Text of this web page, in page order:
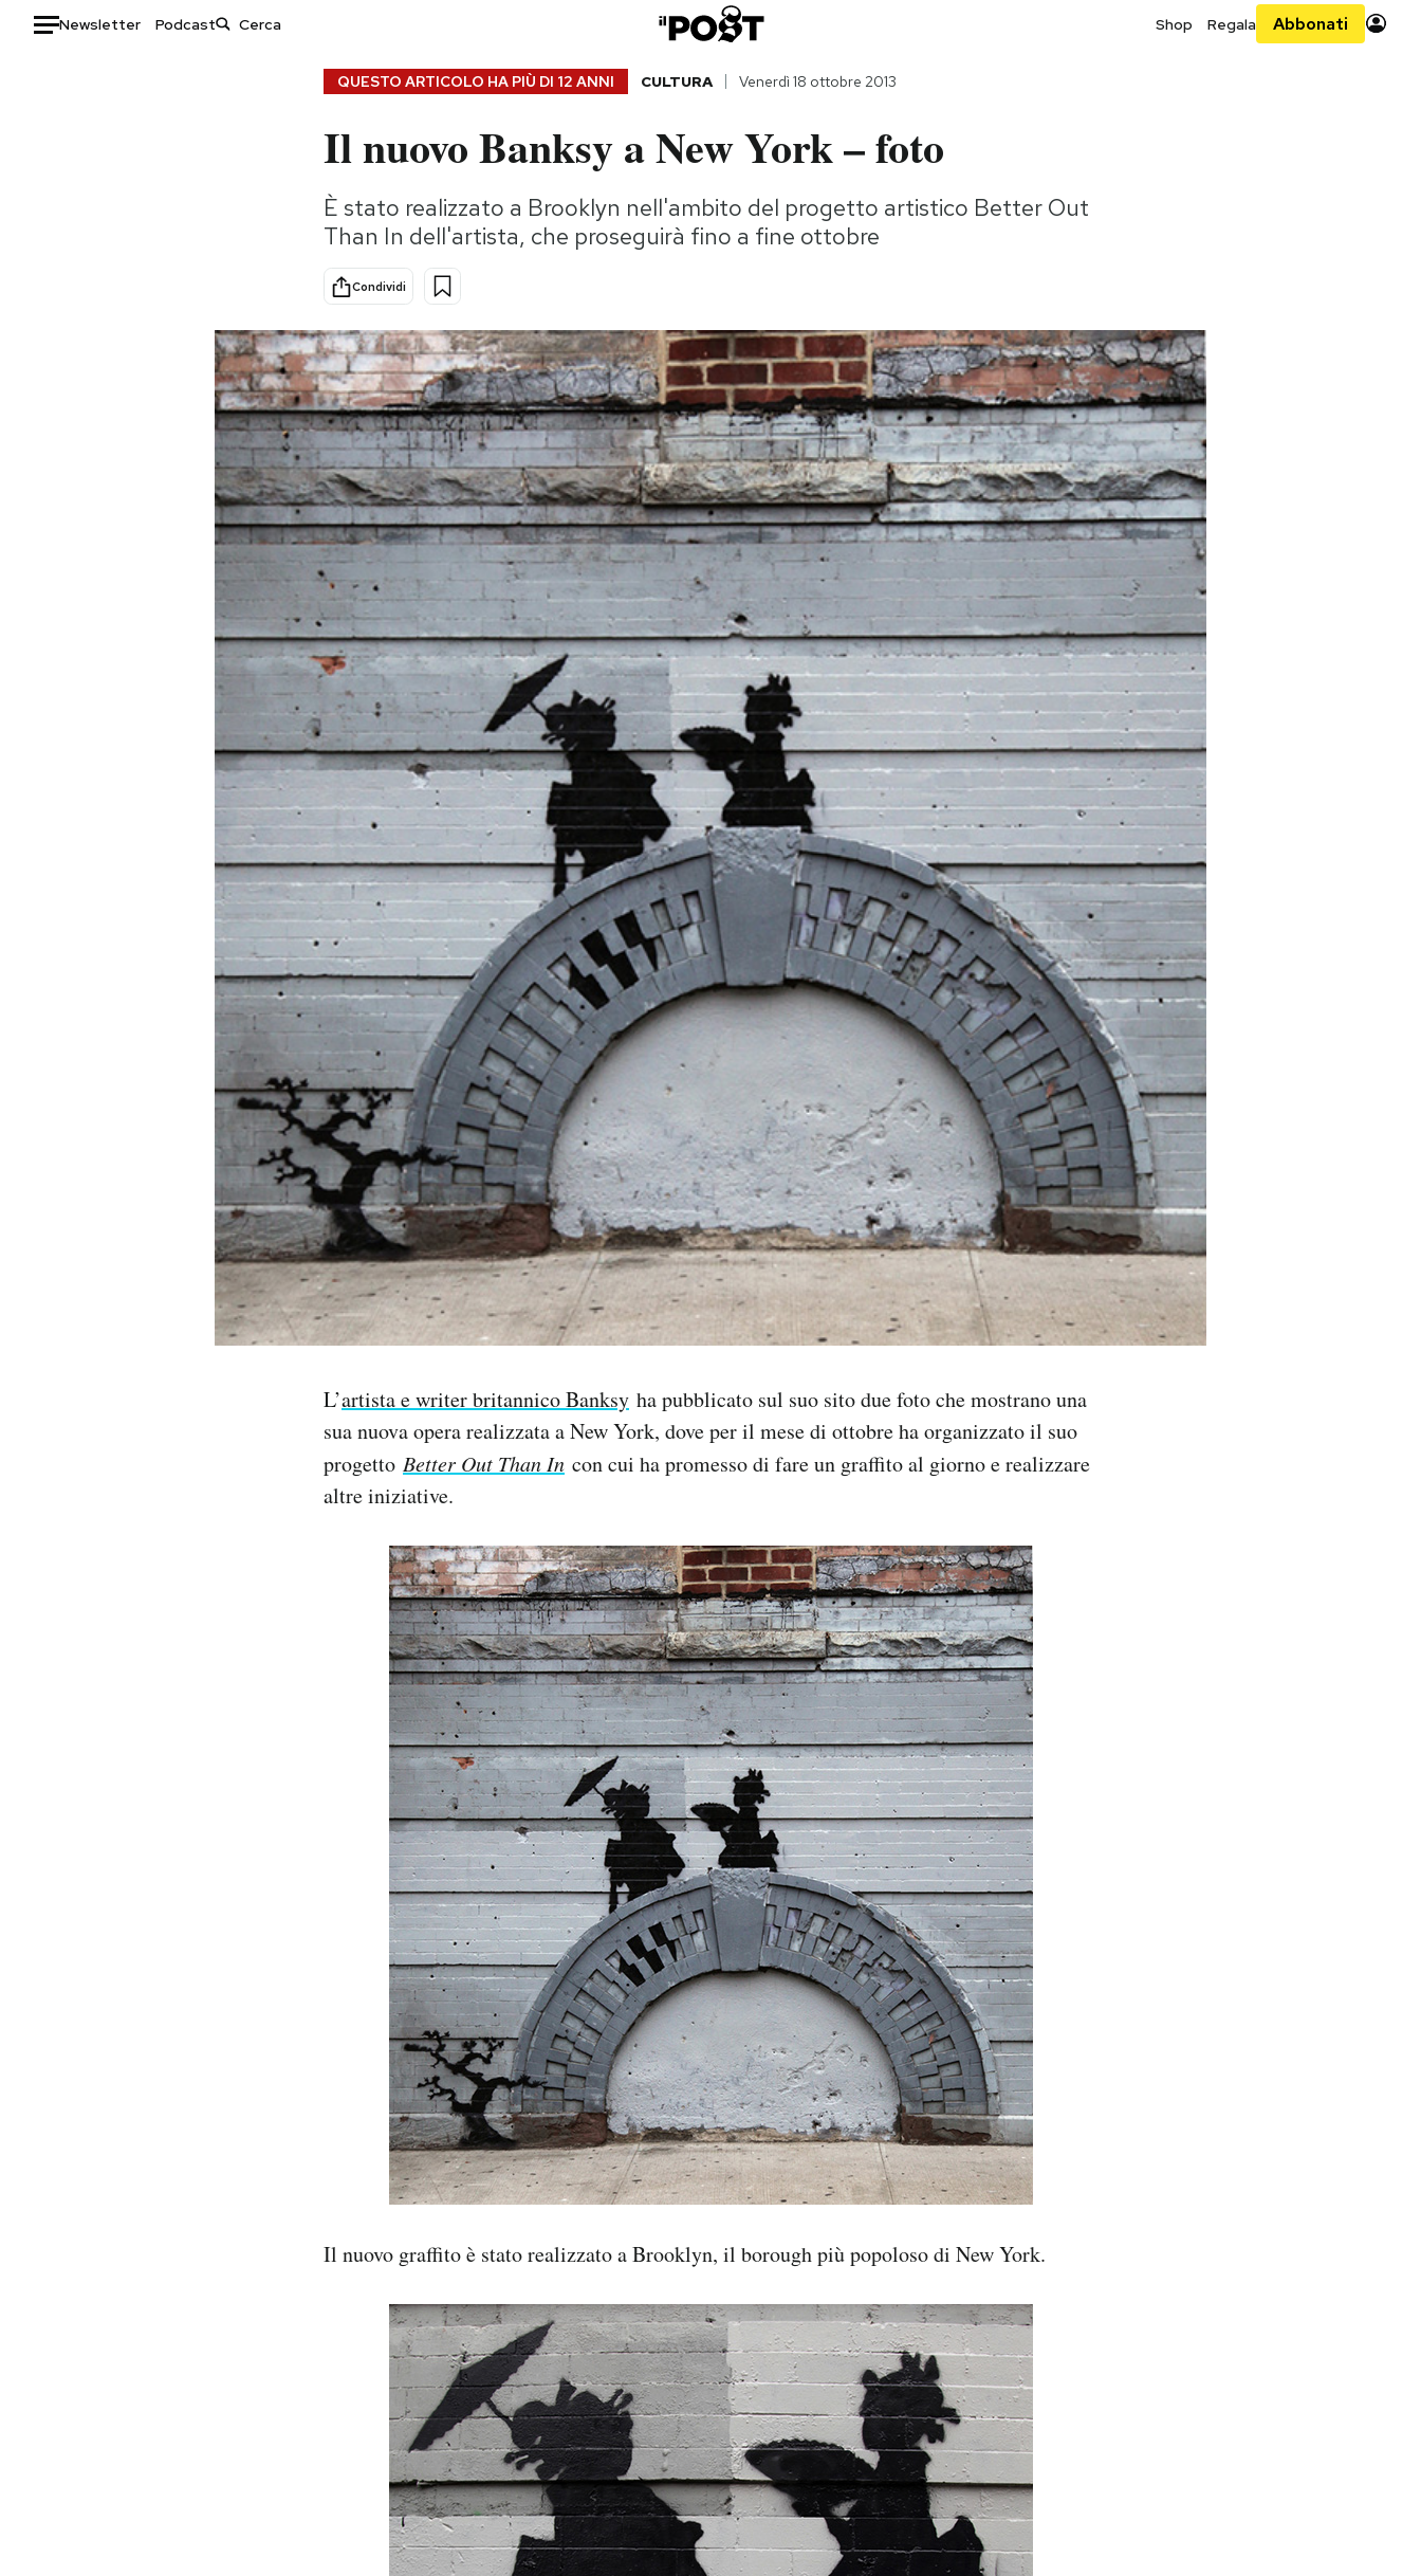
Newsletter Podcast Shop Regala Abbonati
Consumismi
Storie/Idee
Ok Boomer!
Media
Europa
Altrecose
Mondiali calcio 2026
AREA PERSONALE
Hai bisogno di aiuto?
QUESTO ARTICOLO HA PIÙ DI 12 ANNI CULTURA Venerdì 18 ottobre 2013
Il nuovo Banksy a New York – foto
È stato realizzato a Brooklyn nell'ambito del progetto artistico Better Out
Than In dell'artista, che proseguirà fino a fine ottobre
Condividi
L’artista e writer britannico Banksy ha pubblicato sul suo sito due foto che mostrano una
sua nuova opera realizzata a New York, dove per il mese di ottobre ha organizzato il suo
progetto Better Out Than In con cui ha promesso di fare un graffito al giorno e realizzare
altre iniziative.
Il nuovo graffito è stato realizzato a Brooklyn, il borough più popoloso di New York.